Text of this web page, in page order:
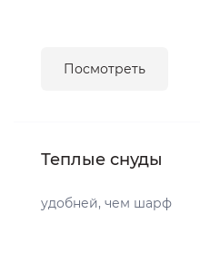
Посмотреть
Теплые снуды
удобней, чем шарф